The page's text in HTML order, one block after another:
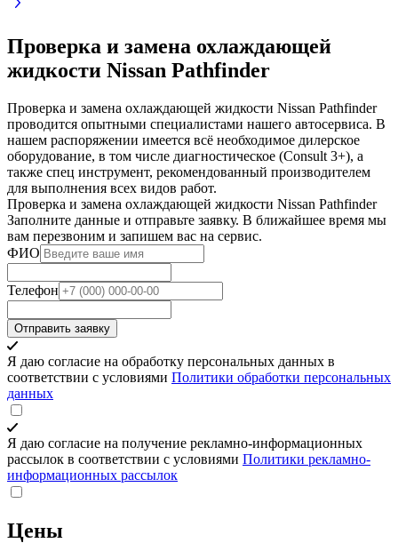
Проверка и замена охлаждающей
жидкости Nissan Pathfinder
Проверка и замена охлаждающей жидкости Nissan Pathfinder
проводится опытными специалистами нашего автосервиса. В
нашем распоряжении имеется всё необходимое дилерское
оборудование, в том числе диагностическое (Consult 3+), а
также спец инструмент, рекомендованный производителем
для выполнения всех видов работ.
Проверка и замена охлаждающей жидкости Nissan Pathfinder
Заполните данные и отправьте заявку. В ближайшее время мы
вам перезвоним и запишем вас на сервис.
ФИО
Телефон
Отправить заявку
Я даю согласие на обработку персональных данных в
соответствии с условиями Политики обработки персональных
данных
Я даю согласие на получение рекламно-информационных
рассылок в соответствии с условиями Политики рекламно-
информационных рассылок
Цены